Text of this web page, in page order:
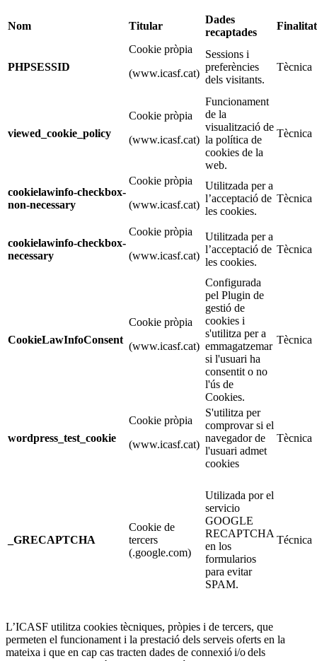
Nom Titular
Dades
recaptades
Finalitat
PHPSESSID
Cookie pròpia
(www.icasf.cat)
Sessions i
preferències
dels visitants.
Tècnica
viewed_cookie_policy
Cookie pròpia
(www.icasf.cat)
Funcionament
de la
visualització de
la política de
cookies de la
web.
Tècnica
cookielawinfo-checkbox-
non-necessary
Cookie pròpia
(www.icasf.cat)
Utilitzada per a
l’acceptació de
les cookies.
Tècnica
cookielawinfo-checkbox-
necessary
Cookie pròpia
(www.icasf.cat)
Utilitzada per a
l’acceptació de
les cookies.
Tècnica
CookieLawInfoConsent
Cookie pròpia
(www.icasf.cat)
Configurada
pel Plugin de
gestió de
cookies i
s'utilitza per a
emmagatzemar
si l'usuari ha
consentit o no
l'ús de
Cookies.
Tècnica
wordpress_test_cookie
Cookie pròpia
(www.icasf.cat)
S'utilitza per
comprovar si el
navegador de
l'usuari admet
cookies
Tècnica
_GRECAPTCHA
Cookie de
tercers
(.google.com)
Utilizada por el
servicio
GOOGLE
RECAPTCHA
en los
formularios
para evitar
SPAM.
Técnica
L’ICASF utilitza cookies tècniques, pròpies i de tercers, que
permeten el funcionament i la prestació dels serveis oferts en la
mateixa i que en cap cas tracten dades de connexió i/o dels